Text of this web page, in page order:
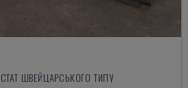
ШВЕЙЦАРСЬКОГО ТИПУ